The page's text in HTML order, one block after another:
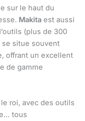
sur le haut du
Makita est aussi
(plus de 300
se situe souvent
offrant un excellent
de gamme
roi, avec des outils
tous